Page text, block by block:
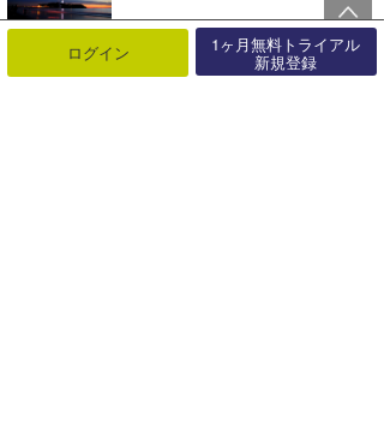
ハンマーのウラナミ『昭和の香り 手漕ぎ船について』
2018年05月11日
ログイン 1ヶ月無料トライアル
新規登録